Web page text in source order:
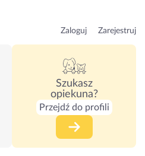
Zaloguj Zarejestruj
Szukasz
opiekuna?
Przejdź do profili